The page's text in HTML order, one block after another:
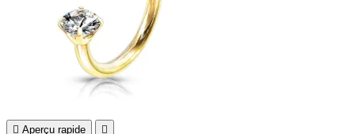
 Aperçu rapide 